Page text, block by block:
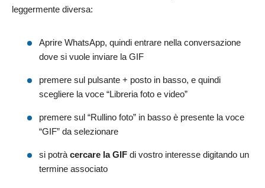
leggermente diversa:
Aprire WhatsApp, quindi entrare nella conversazione
dove si vuole inviare la GIF
premere sul pulsante + posto in basso, e quindi
scegliere la voce “Libreria foto e video”
premere sul “Rullino foto” in basso è presente la voce
“GIF” da selezionare
si potrà cercare la GIF di vostro interesse digitando un
termine associato